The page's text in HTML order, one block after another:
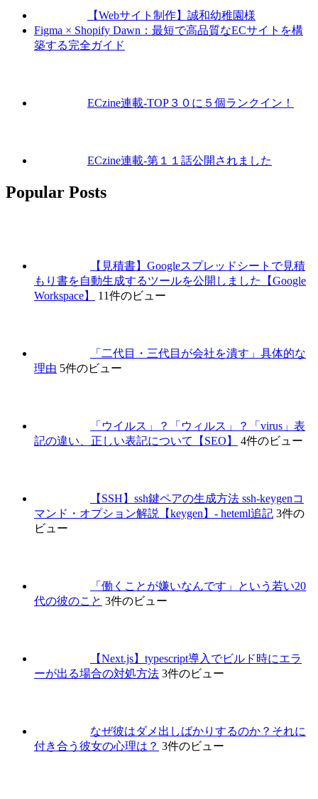
【Webサイト制作】誠和幼稚園様
Figma × Shopify Dawn：最短で高品質なECサイトを構
築する完全ガイド
ECzine連載-TOP３０に５個ランクイン！
ECzine連載-第１１話公開されました
Popular Posts
【見積書】Googleスプレッドシートで見積
もり書を自動生成するツールを公開しました【Google
Workspace】
11件のビュー
「二代目・三代目が会社を潰す」具体的な
理由 5件のビュー
「ウイルス」？「ウィルス」？「virus」表
記の違い、正しい表記について【SEO】
4件のビュー
【SSH】ssh鍵ペアの生成方法 ssh-keygenコ
マンド・オプション解説【keygen】- heteml追記 3件の
ビュー
「働くことが嫌いなんです」という若い20
代の彼のこと 3件のビュー
【Next.js】typescript導入でビルド時にエラ
ーが出る場合の対処方法 3件のビュー
なぜ彼はダメ出しばかりするのか？それに
付き合う彼女の心理は？ 3件のビュー